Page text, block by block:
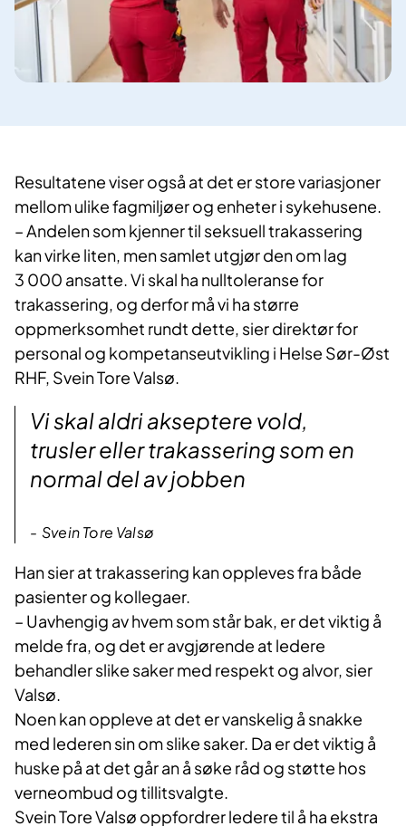
Resultatene viser også at det er store variasjoner
mellom ulike fagmiljøer og enheter i sykehusene.
– Andelen som kjenner til seksuell trakassering
kan virke liten, men samlet utgjør den om lag
3 000 ansatte. Vi skal ha nulltoleranse for
trakassering, og derfor må vi ha større
oppmerksomhet rundt dette, sier direktør for
personal og kompetanseutvikling i Helse Sør-Øst
RHF, Svein Tore Valsø.
Vi skal aldri akseptere vold,
trusler eller trakassering som en
normal del av jobben
Svein Tore Valsø
Han sier at trakassering kan oppleves fra både
pasienter og kollegaer.
– Uavhengig av hvem som står bak, er det viktig å
melde fra, og det er avgjørende at ledere
behandler slike saker med respekt og alvor, sier
Valsø.
Noen kan oppleve at det er vanskelig å snakke
med lederen sin om slike saker. Da er det viktig å
huske på at det går an å søke råd og støtte hos
verneombud og tillitsvalgte.
Svein Tore Valsø oppfordrer ledere til å ha ekstra